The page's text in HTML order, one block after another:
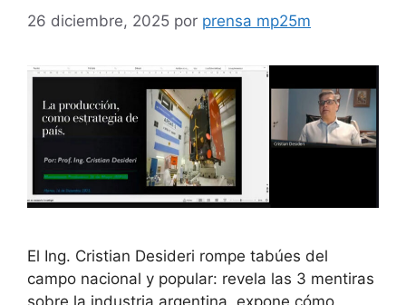
26 diciembre, 2025 por prensa mp25m
El Ing. Cristian Desideri rompe tabúes del
campo nacional y popular: revela las 3 mentiras